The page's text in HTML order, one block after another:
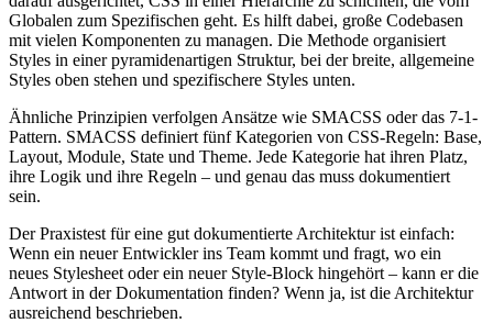
Globalen zum Spezifischen geht. Es hilft dabei, große Codebasen
mit vielen Komponenten zu managen. Die Methode organisiert
Styles in einer pyramidenartigen Struktur, bei der breite, allgemeine
Styles oben stehen und spezifischere Styles unten.
Ähnliche Prinzipien verfolgen Ansätze wie SMACSS oder das 7-1-
Pattern. SMACSS definiert fünf Kategorien von CSS-Regeln: Base,
Layout, Module, State und Theme. Jede Kategorie hat ihren Platz,
ihre Logik und ihre Regeln – und genau das muss dokumentiert
sein.
Der Praxistest für eine gut dokumentierte Architektur ist einfach:
Wenn ein neuer Entwickler ins Team kommt und fragt, wo ein
neues Stylesheet oder ein neuer Style-Block hingehört – kann er die
Antwort in der Dokumentation finden? Wenn ja, ist die Architektur
ausreichend beschrieben.